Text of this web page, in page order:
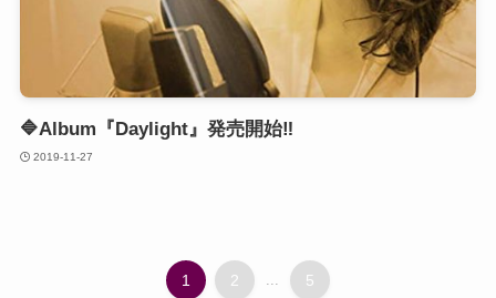
🔷Album『Daylight』発売開始‼️
2019-11-27
1 2 ... 5